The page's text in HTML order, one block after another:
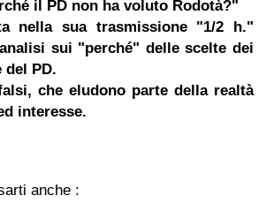
il PD non ha voluto Rodotà?"
nella sua trasmissione "1/2 h."
sui "perché" delle scelte dei
del PD.
che eludono parte della realtà
interesse.
anche :